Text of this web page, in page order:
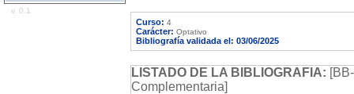
v. 0.1
Curso: 4
Carácter: Optativo
Bibliografía validada el: 03/06/2025
LISTADO DE LA BIBLIOGRAFIA:
Complementaria]